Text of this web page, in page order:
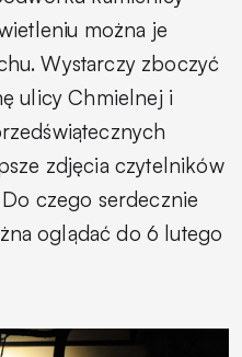
można je
Wystarczy zboczyć
ulicy Chmielnej i
zdjęcia czytelników
czego serdecznie
oglądać do 6 lutego